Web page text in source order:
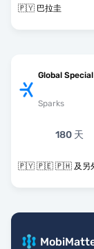
🇵🇾 巴拉圭
Global Special
Sparks
180 天
🇵🇾 🇵🇪